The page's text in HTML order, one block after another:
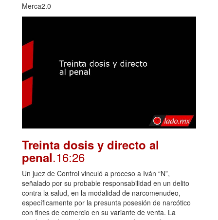
Merca2.0
Treinta dosis y directo al
penal.16:26
Un juez de Control vinculó a proceso a Iván “N”,
señalado por su probable responsabilidad en un delito
contra la salud, en la modalidad de narcomenudeo,
específicamente por la presunta posesión de narcótico
con fines de comercio en su variante de venta. La